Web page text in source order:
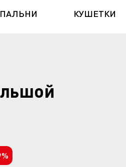
КУШЕТКИ